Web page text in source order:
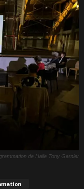
de Halle Tony Garnier